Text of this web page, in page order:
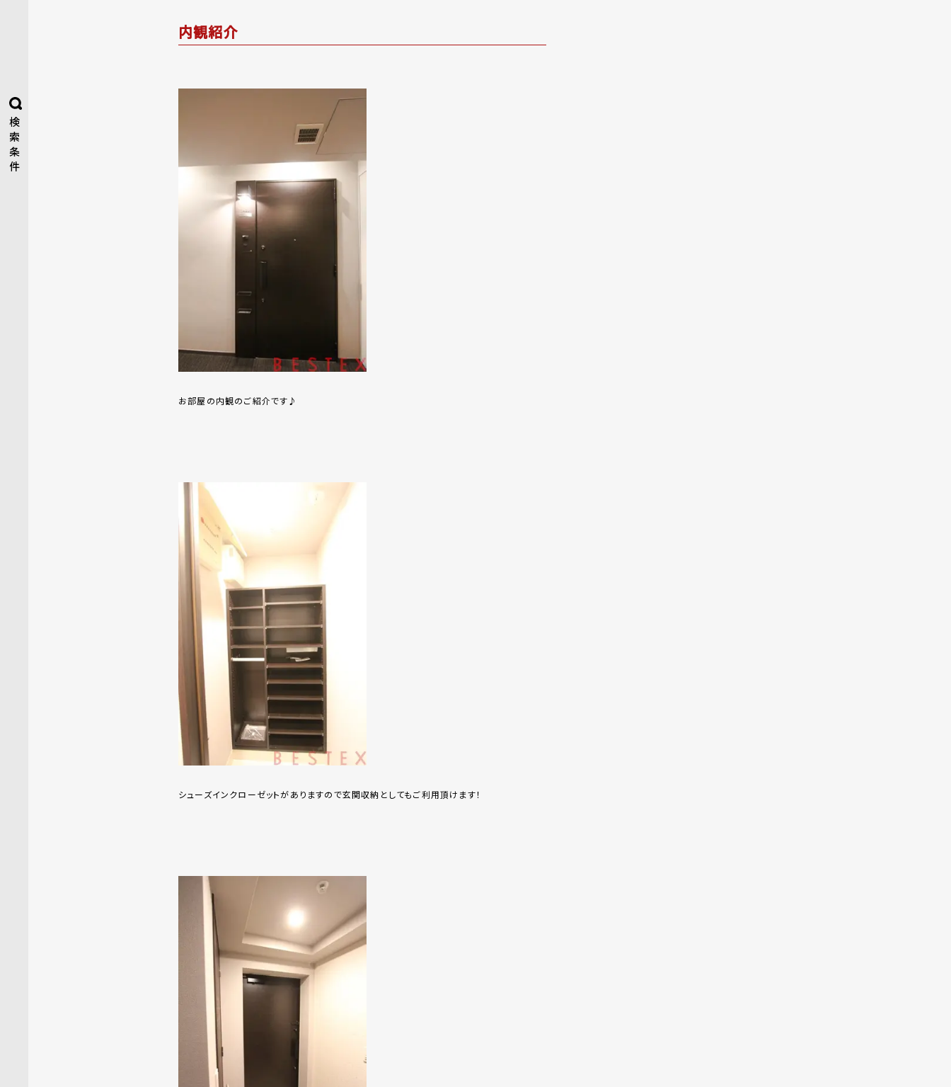
検
索
条
件
内観紹介
お部屋の内観のご紹介です♪
シューズインクローゼットがありますので玄関収納としてもご利用頂けます！